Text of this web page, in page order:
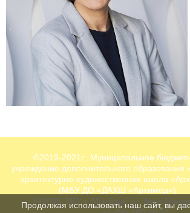
©2019-2021г., Муниципальное
учреждение дополнительного образования
архитектурно-художественная школа
(МБУ ДО «ДАХШ «Архимед»)
141006, МО, г. Мытищи, ул.
Продолжая использовать наш сайт, вы